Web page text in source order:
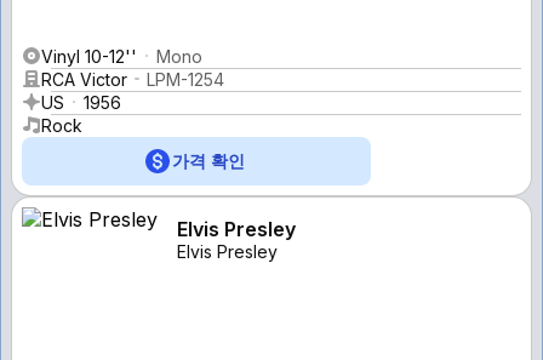
Vinyl 10-12''
Mono
RCA Victor
LPM-1254
US
1956
Rock
가격 확인
Elvis Presley
Elvis Presley